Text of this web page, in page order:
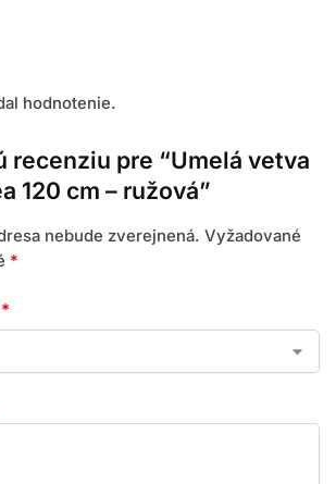
hodnotenie.
recenziu pre “Umelá vetva
120 cm – ružová”
nebude zverejnená. Vyžadované
*
*